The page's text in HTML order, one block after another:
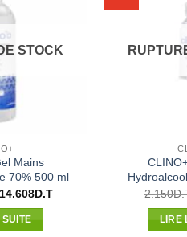
STOCK
Mains
70% 500 ml
Le
initial
:
14.608D.TLe
2.150
LIRE